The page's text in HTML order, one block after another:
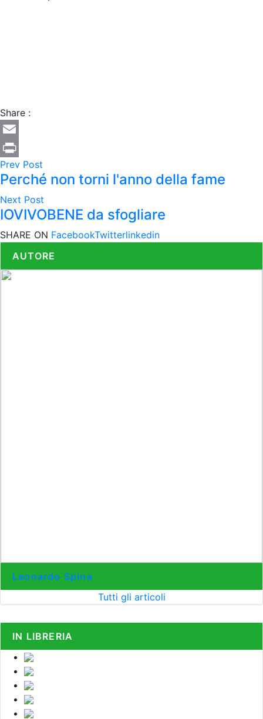
Share :
Email
Print
Prev Post
Perché non torni l'anno della fame
Next Post
IOVIVOBENE da sfogliare
SHARE ON FacebookTwitterlinkedin
AUTORE
Leonardo Spina
Tutti gli articoli
IN LIBRERIA